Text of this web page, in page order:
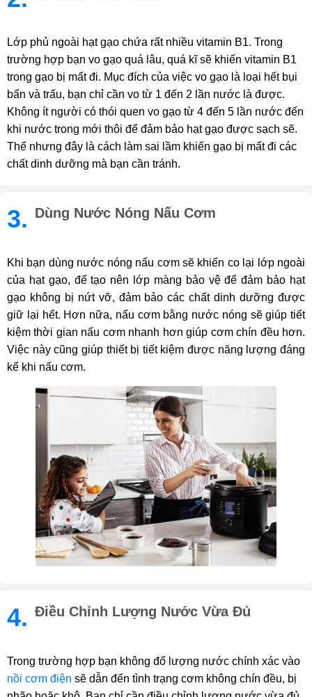
Lớp phủ ngoài hạt gạo chứa rất nhiều vitamin B1. Trong
trường hợp bạn vo gạo quá lâu, quá kĩ sẽ khiến vitamin B1
trong gạo bị mất đi. Mục đích của việc vo gạo là loại hết bụi
bẩn và trấu, bạn chỉ cần vo từ 1 đến 2 lần nước là được.
Không ít người có thói quen vo gạo từ 4 đến 5 lần nước đến
khi nước trong mới thôi để đảm bảo hạt gạo được sạch sẽ.
Thế nhưng đây là cách làm sai lầm khiến gạo bị mất đi các
chất dinh dưỡng mà bạn cần tránh.
3. Dùng Nước Nóng Nấu Cơm
Khi bạn dùng nước nóng nấu cơm sẽ khiến co lại lớp ngoài
của hạt gạo, để tạo nên lớp màng bảo vệ để đảm bảo hạt
gạo không bị nứt vỡ, đảm bảo các chất dinh dưỡng được
giữ lại hết. Hơn nữa, nấu cơm bằng nước nóng sẽ giúp tiết
kiệm thời gian nấu cơm nhanh hơn giúp cơm chín đều hơn.
Việc này cũng giúp thiết bị tiết kiệm được năng lượng đáng
kể khi nấu cơm.
4. Điều Chỉnh Lượng Nước Vừa Đủ
Trong trường hợp bạn không đổ lượng nước chính xác vào
nồi cơm điện sẽ dẫn đến tình trạng cơm không chín đều, bị